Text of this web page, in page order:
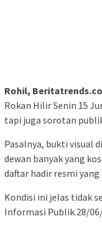
Rohil,
Rokan Hilir Senin 15
tapi juga sorotan
Pasalnya, bukti visual
dewan banyak yang
daftar hadir resmi
Kondisi ini jelas tidak
Informasi Publik.28/